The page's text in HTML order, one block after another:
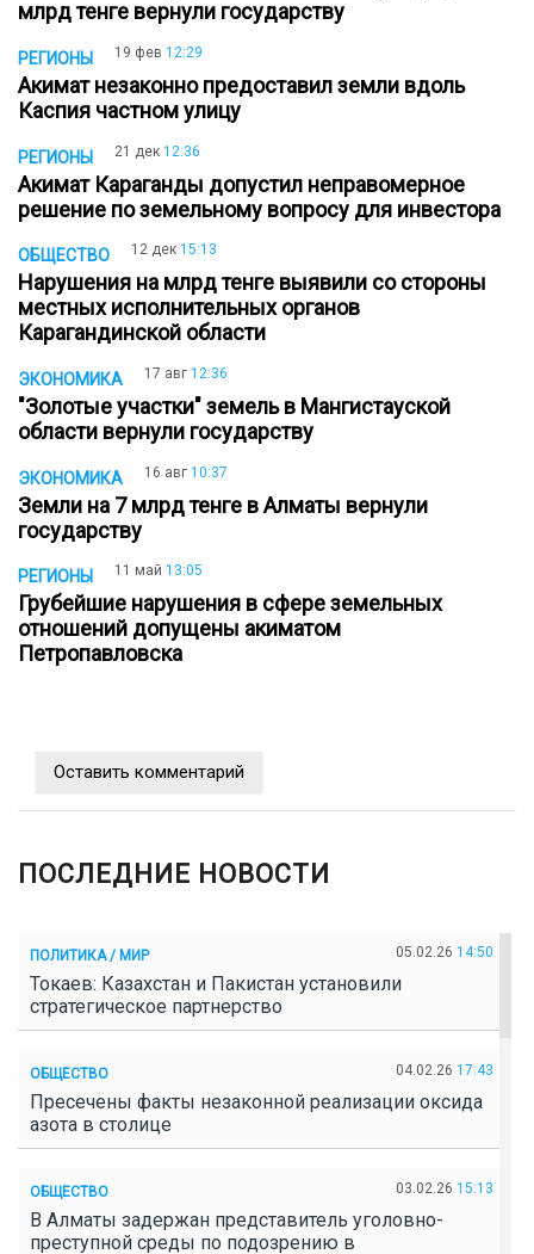
млрд тенге вернули государству
РЕГИОНЫ 19 фев 12:29
Акимат незаконно предоставил земли вдоль
Каспия частном улицу
РЕГИОНЫ 21 дек 12:36
Акимат Караганды допустил неправомерное
решение по земельному вопросу для инвестора
ОБЩЕСТВО 12 дек 15:13
Нарушения на млрд тенге выявили со стороны
местных исполнительных органов
Карагандинской области
ЭКОНОМИКА 17 авг 12:36
"Золотые участки" земель в Мангистауской
области вернули государству
ЭКОНОМИКА 16 авг 10:37
Земли на 7 млрд тенге в Алматы вернули
государству
РЕГИОНЫ 11 май 13:05
Грубейшие нарушения в сфере земельных
отношений допущены акиматом
Петропавловска
Оставить комментарий
ПОСЛЕДНИЕ НОВОСТИ
ПОЛИТИКА / МИР 05.02.26 14:50
Токаев: Казахстан и Пакистан установили
стратегическое партнерство
ОБЩЕСТВО 04.02.26 17:43
Пресечены факты незаконной реализации оксида
азота в столице
ОБЩЕСТВО 03.02.26 15:13
В Алматы задержан представитель уголовно-
преступной среды по подозрению в